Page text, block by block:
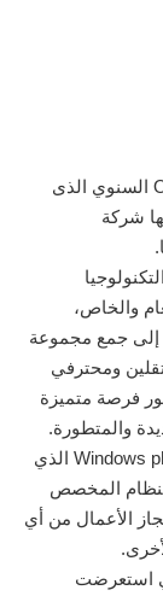
مصر» مؤتمرها Open Door السنوي الذى
شركة
والخاص،
إلى جمع مجموعة
ومحترفي
فرصة متميزة
والمتطورة.
وشهد المؤتمر الظهور الأول لنظام تشغيل Windows phone 8 الذي
المخصص
الأعمال من أي
استعرضت